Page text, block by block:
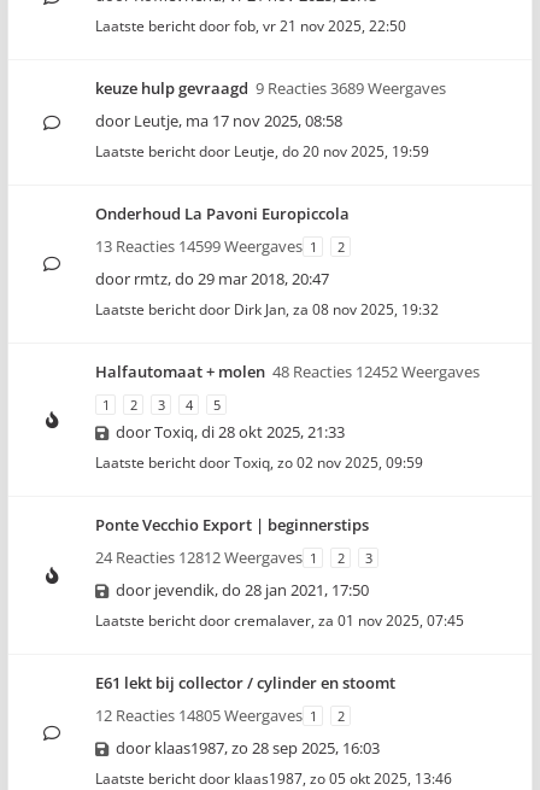
Laatste bericht doorfob, vr 21 nov 2025, 22:50
keuze hulp gevraagd 9 Reacties 3689 Weergaves
door Leutje, ma 17 nov 2025, 08:58
Laatste bericht door Leutje, do 20 nov 2025, 19:59
Onderhoud La Pavoni Europiccola
13 Reacties 14599 Weergaves 1 2
door rmtz,do 29 mar 2018, 20:47
Laatste bericht door Dirk Jan, za 08 nov 2025, 19:32
Halfautomaat + molen 48 Reacties 12452 Weergaves
1 2 3 4 5
doorToxiq,di 28 okt 2025, 21:33
Laatste bericht doorToxiq, zo 02 nov 2025, 09:59
Ponte Vecchio Export | beginnerstips
24 Reacties 12812 Weergaves 1 2 3
door jevendik,do 28 jan 2021, 17:50
Laatste bericht doorcremalaver, za 01 nov 2025, 07:45
E61 lekt bij collector / cylinder en stoomt
12 Reacties 14805 Weergaves 1 2
door klaas1987,zo 28 sep 2025, 16:03
Laatste bericht door klaas1987, zo 05 okt 2025, 13:46